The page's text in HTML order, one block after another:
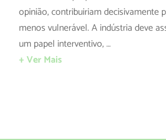
opinião, contribuiriam decisivamente
menos vulnerável. A indústria deve
um papel interventivo, …
+ Ver Mais